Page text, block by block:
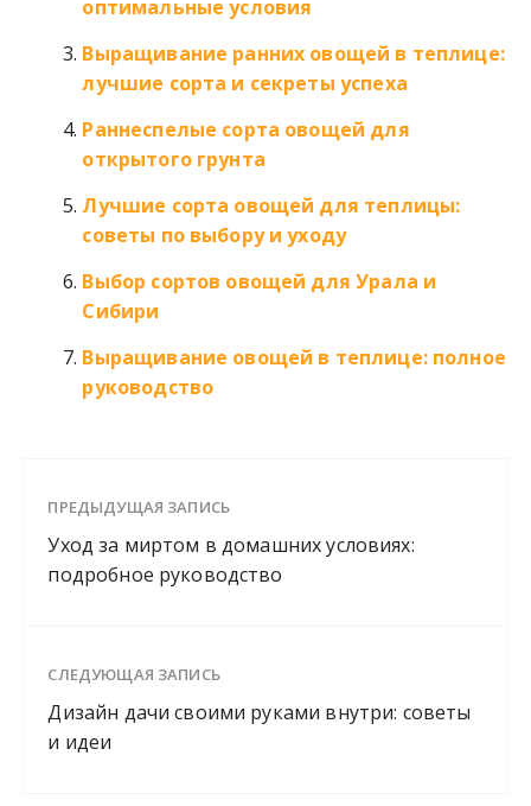
оптимальные условия
Выращивание ранних овощей в теплице:
лучшие сорта и секреты успеха
Раннеспелые сорта овощей для
открытого грунта
Лучшие сорта овощей для теплицы:
советы по выбору и уходу
Выбор сортов овощей для Урала и
Сибири
Выращивание овощей в теплице: полное
руководство
ПРЕДЫДУЩАЯ ЗАПИСЬ
Уход за миртом в домашних условиях:
подробное руководство
СЛЕДУЮЩАЯ ЗАПИСЬ
Дизайн дачи своими руками внутри: советы
и идеи